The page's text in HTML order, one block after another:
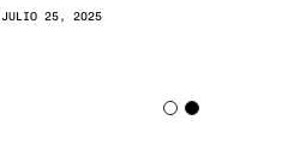
JULIO 25, 2025